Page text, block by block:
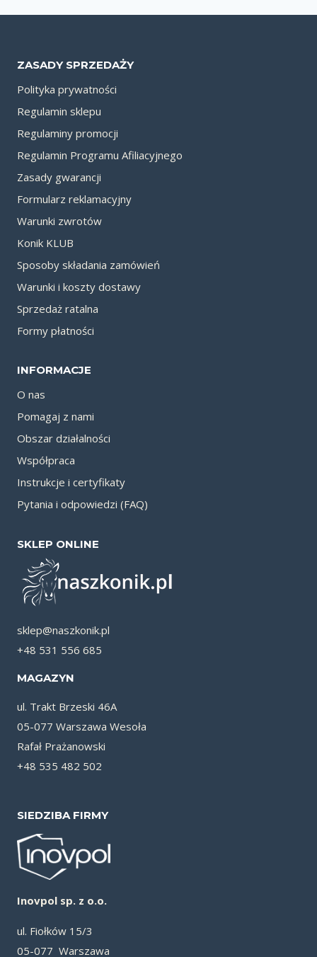
ZASADY SPRZEDAŻY
Polityka prywatności
Regulamin sklepu
Regulaminy promocji
Regulamin Programu Afiliacyjnego
Zasady gwarancji
Formularz reklamacyjny
Warunki zwrotów
Konik KLUB
Sposoby składania zamówień
Warunki i koszty dostawy
Sprzedaż ratalna
Formy płatności
INFORMACJE
O nas
Pomagaj z nami
Obszar działalności
Współpraca
Instrukcje i certyfikaty
Pytania i odpowiedzi (FAQ)
SKLEP ONLINE
sklep@naszkonik.pl
+48 531 556 685
MAGAZYN
ul. Trakt Brzeski 46A
05-077 Warszawa Wesoła
Rafał Prażanowski
+48 535 482 502
SIEDZIBA FIRMY
Inovpol sp. z o.o.
ul. Fiołków 15/3
05-077 Warszawa